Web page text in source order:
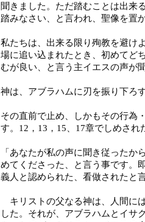
聞きました。ただ踏むことは出来
踏みなさい、と言われ、聖像を置
私たちは、出来る限り殉教を避け
場に追い込まれたとき、初めてど
むが良い、と言う主イエスの声が
神は、アブラハムに刃を振り下ろ
その直前で止め、しかもその行為
す。12，13，15、17章でしめされ
「あなたが私の声に聞き従った
めてくださった、と言う事です。
義人と認められた、看做されたと
キリストの父なる神は、人間に
した。それが、アブラハムとイサ